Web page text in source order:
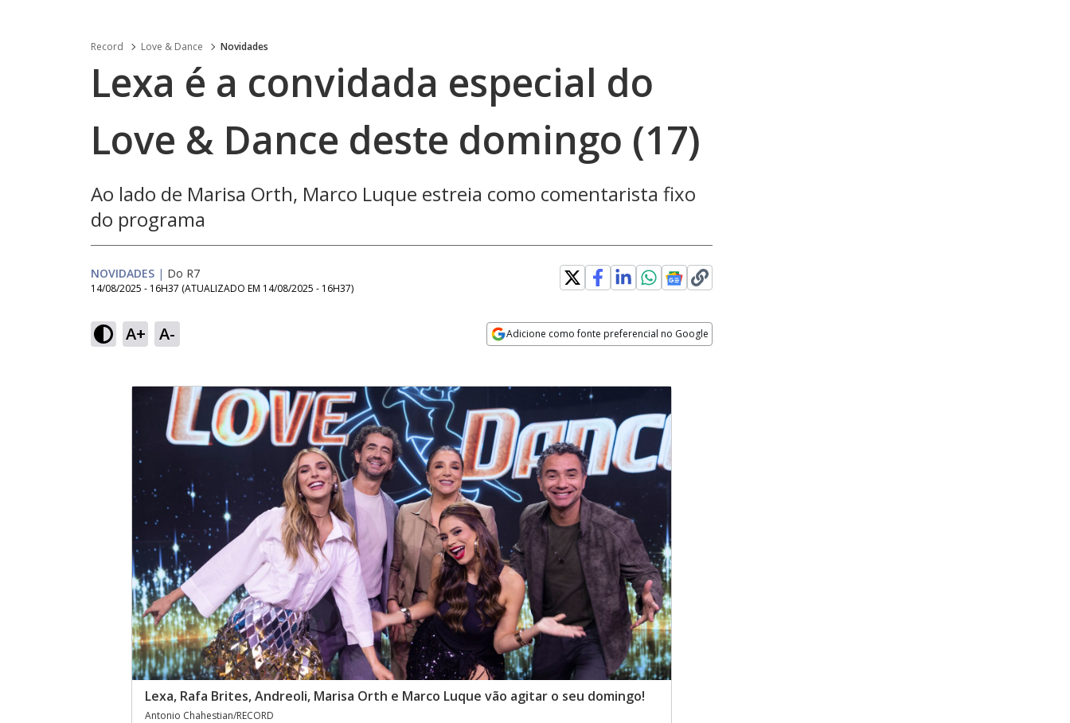
Record Love & Dance Novidades
Lexa é a convidada especial do
Love & Dance deste domingo (17)
Ao lado de Marisa Orth, Marco Luque estreia como comentarista fixo
do programa
NOVIDADES | Do R7
14/08/2025 - 16H37 (ATUALIZADO EM 14/08/2025 - 16H37)
A+ A- Adicione como fonte preferencial no Google
Lexa, Rafa Brites, Andreoli, Marisa Orth e Marco Luque vão agitar o seu domingo!
Antonio Chahestian/RECORD